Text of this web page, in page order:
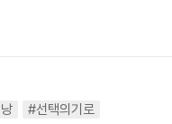
#선택의기로